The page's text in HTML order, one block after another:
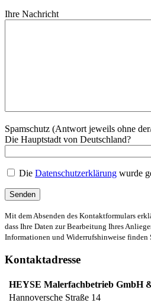
Ihre Nachricht
Spamschutz (Antwort jeweils ohne
Die Hauptstadt von Deutschland?
Die Datenschutzerklärung wurde
Mit dem Absenden des Kontaktformulars
dass Ihre Daten zur Bearbeitung Ihres
Informationen und Widerrufshinweise finden
Kontaktadresse
HEYSE Malerfachbetrieb GmbH
Hannoversche Straße 14